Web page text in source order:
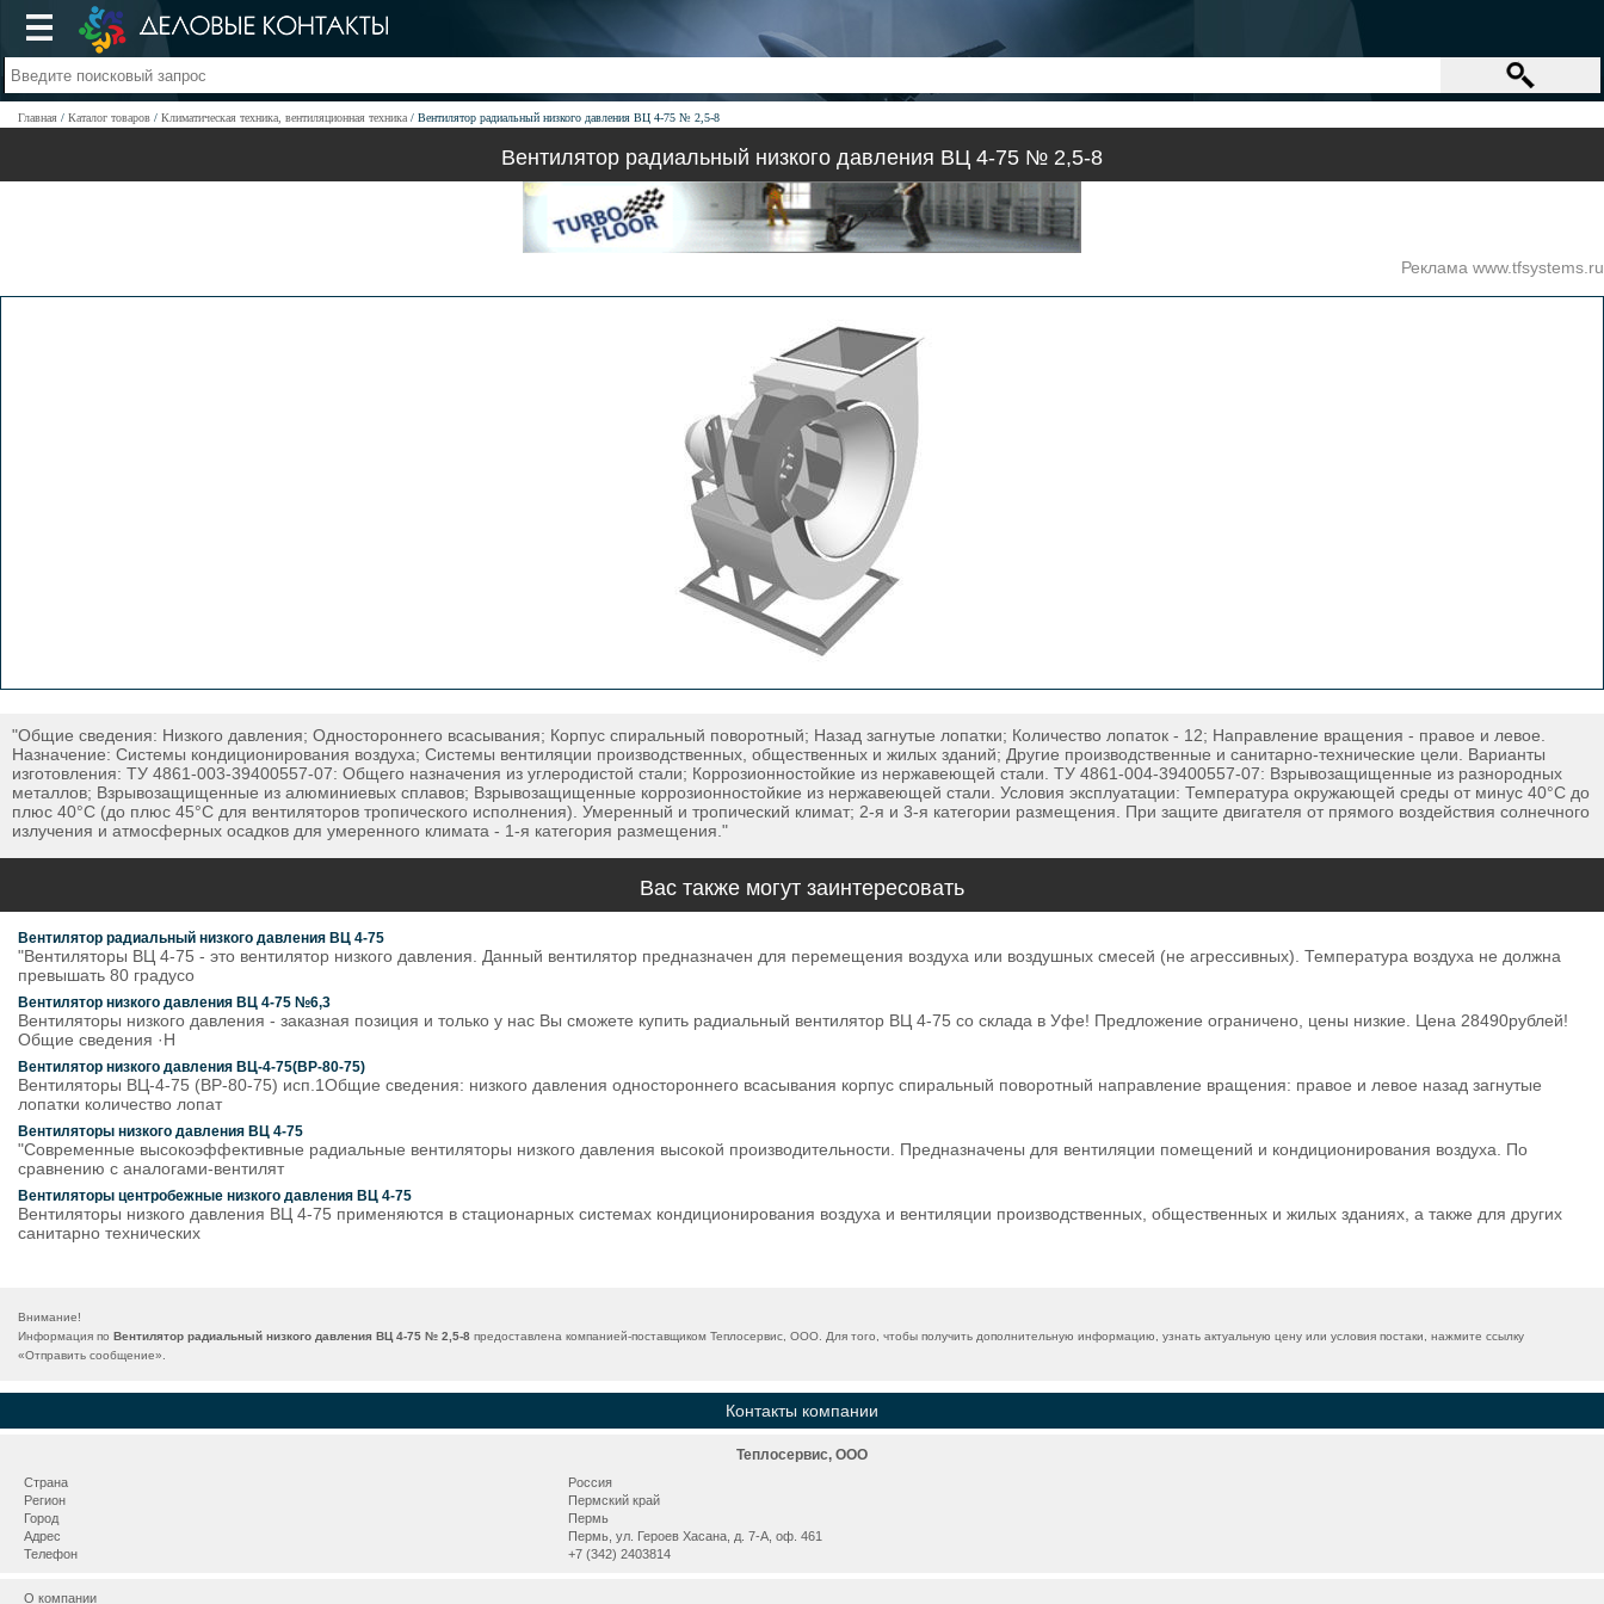
Главная Каталог товаров Климатическая техника, вентиляционная техника Вентилятор радиальный низкого давления ВЦ 4-75 № 2,5-8
Вентилятор радиальный низкого давления ВЦ 4-75 № 2,5-8
Реклама www.tfsystems.ru
"Общие сведения: Низкого давления; Одностороннего всасывания; Корпус спиральный поворотный; Назад загнутые лопатки; Количество лопаток - 12; Направление вращения - правое и левое.
Назначение: Системы кондиционирования воздуха; Системы вентиляции производственных, общественных и жилых зданий; Другие производственные и санитарно-технические цели. Варианты
изготовления: ТУ 4861-003-39400557-07: Общего назначения из углеродистой стали; Коррозионностойкие из нержавеющей стали. ТУ 4861-004-39400557-07: Взрывозащищенные из разнородных
металлов; Взрывозащищенные из алюминиевых сплавов; Взрывозащищенные коррозионностойкие из нержавеющей стали. Условия эксплуатации: Температура окружающей среды от минус 40°С до
плюс 40°С (до плюс 45°С для вентиляторов тропического исполнения). Умеренный и тропический климат; 2-я и 3-я категории размещения. При защите двигателя от прямого воздействия солнечного
излучения и атмосферных осадков для умеренного климата - 1-я категория размещения."
Вас также могут заинтересовать
Вентилятор радиальный низкого давления ВЦ 4-75
"Вентиляторы ВЦ 4-75 - это вентилятор низкого давления. Данный вентилятор предназначен для перемещения воздуха или воздушных смесей (не агрессивных). Температура воздуха не должна
превышать 80 градусо
Вентилятор низкого давления ВЦ 4-75 №6,3
Вентиляторы низкого давления - заказная позиция и только у нас Вы сможете купить радиальный вентилятор ВЦ 4-75 со склада в Уфе! Предложение ограничено, цены низкие. Цена 28490рублей!
Общие сведения ·Н
Вентилятор низкого давления ВЦ-4-75(ВР-80-75)
Вентиляторы ВЦ-4-75 (ВР-80-75) исп.1Общие сведения: низкого давления одностороннего всасывания корпус спиральный поворотный направление вращения: правое и левое назад загнутые
лопатки количество лопат
Вентиляторы низкого давления ВЦ 4-75
"Современные высокоэффективные радиальные вентиляторы низкого давления высокой производительности. Предназначены для вентиляции помещений и кондиционирования воздуха. По
сравнению с аналогами-вентилят
Вентиляторы центробежные низкого давления ВЦ 4-75
Вентиляторы низкого давления ВЦ 4-75 применяются в стационарных системах кондиционирования воздуха и вентиляции производственных, общественных и жилых зданиях, а также для других
санитарно технических
Внимание!
Информация по Вентилятор радиальный низкого давления ВЦ 4-75 № 2,5-8 предоставлена компанией-поставщиком Теплосервис, ООО. Для того, чтобы получить дополнительную информацию, узнать актуальную цену или условия постаки, нажмите ссылку
«Отправить сообщение».
Контакты компании
Теплосервис, ООО
Страна
Россия
Регион
Пермский край
Город
Пермь
Адрес
Пермь, ул. Героев Хасана, д. 7-А, оф. 461
Телефон
+7 (342) 2403814
О компании